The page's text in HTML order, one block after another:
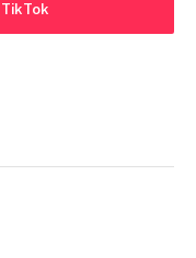
TikTok